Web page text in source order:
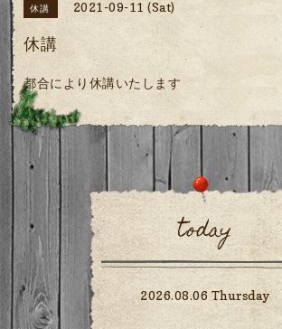
休講 2021-09-11 (Sat)
休講
都合により休講いたします
today
2026.08.06 Thursday